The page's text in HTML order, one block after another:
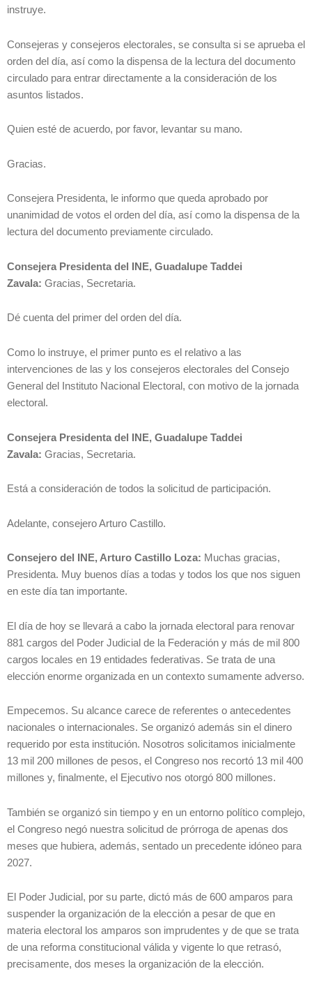
instruye.
Consejeras y consejeros electorales, se consulta si se aprueba el
orden del día, así como la dispensa de la lectura del documento
circulado para entrar directamente a la consideración de los
asuntos listados.
Quien esté de acuerdo, por favor, levantar su mano.
Gracias.
Consejera Presidenta, le informo que queda aprobado por
unanimidad de votos el orden del día, así como la dispensa de la
lectura del documento previamente circulado.
Consejera Presidenta del INE, Guadalupe Taddei
Zavala: Gracias, Secretaria.
Dé cuenta del primer del orden del día.
Como lo instruye, el primer punto es el relativo a las
intervenciones de las y los consejeros electorales del Consejo
General del Instituto Nacional Electoral, con motivo de la jornada
electoral.
Consejera Presidenta del INE, Guadalupe Taddei
Zavala: Gracias, Secretaria.
Está a consideración de todos la solicitud de participación.
Adelante, consejero Arturo Castillo.
Consejero del INE, Arturo Castillo Loza: Muchas gracias,
Presidenta. Muy buenos días a todas y todos los que nos siguen
en este día tan importante.
El día de hoy se llevará a cabo la jornada electoral para renovar
881 cargos del Poder Judicial de la Federación y más de mil 800
cargos locales en 19 entidades federativas. Se trata de una
elección enorme organizada en un contexto sumamente adverso.
Empecemos. Su alcance carece de referentes o antecedentes
nacionales o internacionales. Se organizó además sin el dinero
requerido por esta institución. Nosotros solicitamos inicialmente
13 mil 200 millones de pesos, el Congreso nos recortó 13 mil 400
millones y, finalmente, el Ejecutivo nos otorgó 800 millones.
También se organizó sin tiempo y en un entorno político complejo,
el Congreso negó nuestra solicitud de prórroga de apenas dos
meses que hubiera, además, sentado un precedente idóneo para
2027.
El Poder Judicial, por su parte, dictó más de 600 amparos para
suspender la organización de la elección a pesar de que en
materia electoral los amparos son imprudentes y de que se trata
de una reforma constitucional válida y vigente lo que retrasó,
precisamente, dos meses la organización de la elección.